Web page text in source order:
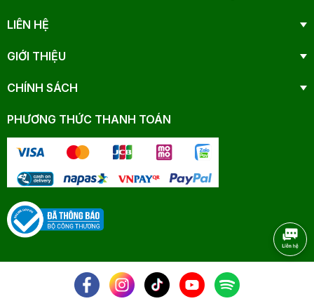
LIÊN HỆ
GIỚI THIỆU
CHÍNH SÁCH
PHƯƠNG THỨC THANH TOÁN